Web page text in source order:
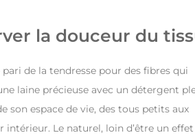
la douceur du
de la tendresse pour des fibres qui
laine précieuse avec un détergent
son espace de vie, des tous petits aux
Le naturel, loin d’être un